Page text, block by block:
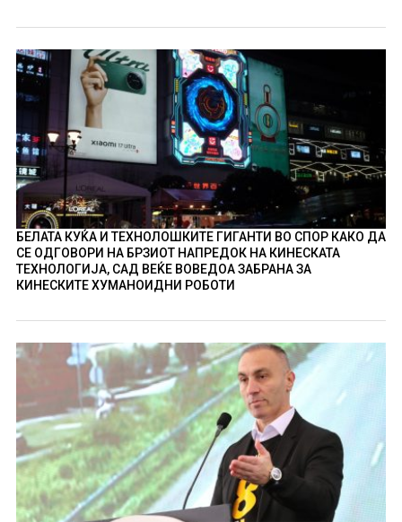
БЕЛАТА КУЌА И ТЕХНОЛОШКИТЕ ГИГАНТИ ВО СПОР КАКО ДА
СЕ ОДГОВОРИ НА БРЗИОТ НАПРЕДОК НА КИНЕСКАТА
ТЕХНОЛОГИЈА, САД ВЕЌЕ ВОВЕДОА ЗАБРАНА ЗА
КИНЕСКИТЕ ХУМАНОИДНИ РОБОТИ